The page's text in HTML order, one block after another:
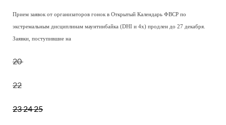
Прием заявок от организаторов гонок в Открытый Календарь ФВСР по
экстремальным дисциплинам маунтинбайка (DHI и 4х) продлен до 27 декабря.
Заявки, поступившие на
20
22
23 24 25